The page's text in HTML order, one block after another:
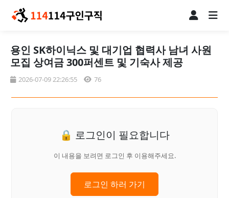
용인 SK하이닉스 및 대기업 협력사 남녀 사원
모집 상여금 300퍼센트 및 기숙사 제공
2026-07-09 22:26:55 76
🔒 로그인이 필요합니다
이 내용을 보려면 로그인 후 이용해주세요.
로그인 하러 가기